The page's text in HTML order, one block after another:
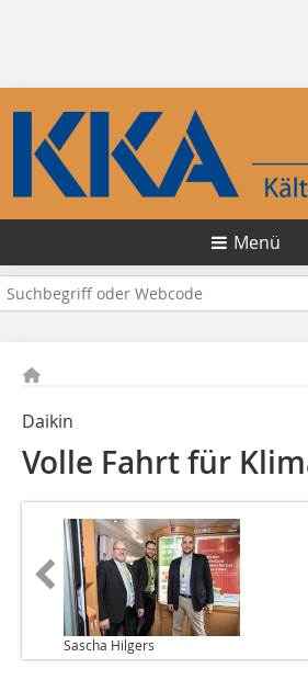
Menü
Daikin
Volle Fahrt für
Sascha Hilgers